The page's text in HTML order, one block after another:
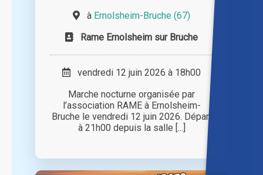
à Ernolsheim-Bruche (67)
Rame Ernolsheim sur Bruche
vendredi 12 juin 2026 à 18h00
Marche nocturne organisée par
l’association RAME à Ernolsheim-
Bruche le vendredi 12 juin 2026. Départ
à 21h00 depuis la salle [...]